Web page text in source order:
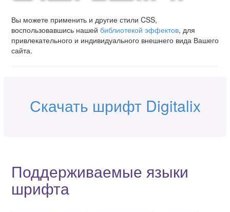
Вы можете применить и другие стили CSS,
воспользовавшись нашей библиотекой эффектов, для
привлекательного и индивидуального внешнего вида Вашего
сайта.
Скачать шрифт Digitalix
Поддерживаемые языки
шрифта